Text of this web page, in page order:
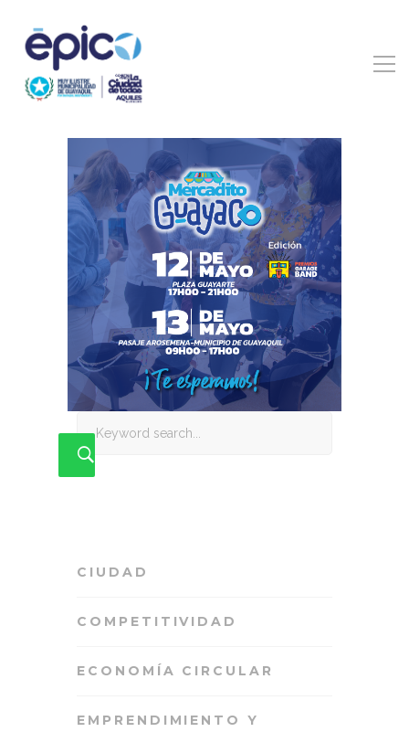
CIUDAD
COMPETITIVIDAD
ECONOMÍA CIRCULAR
EMPRENDIMIENTO Y